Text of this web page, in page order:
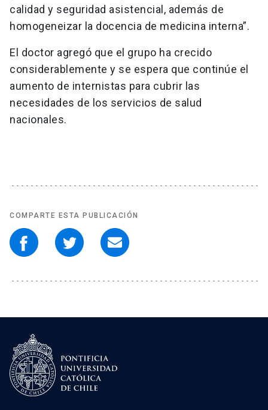
calidad y seguridad asistencial, además de
homogeneizar la docencia de medicina interna”.
El doctor agregó que el grupo ha crecido
considerablemente y se espera que continúe el
aumento de internistas para cubrir las
necesidades de los servicios de salud
nacionales.
COMPARTE ESTA PUBLICACIÓN